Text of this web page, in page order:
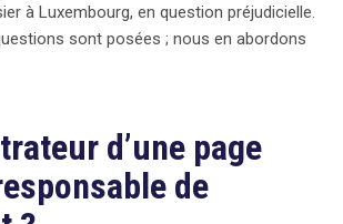
à Luxembourg, en question préjudicielle.
sont posées ; nous en abordons
d’une page
de